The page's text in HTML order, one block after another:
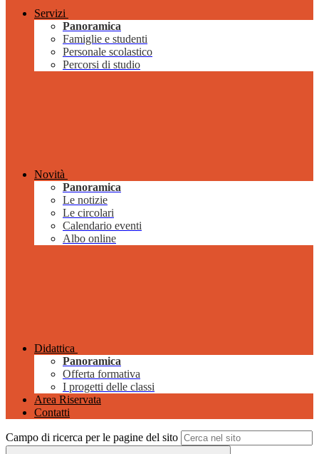
Servizi
Panoramica
Famiglie e studenti
Personale scolastico
Percorsi di studio
Novità
Panoramica
Le notizie
Le circolari
Calendario eventi
Albo online
Didattica
Panoramica
Offerta formativa
I progetti delle classi
Area Riservata
Contatti
Campo di ricerca per le pagine del sito